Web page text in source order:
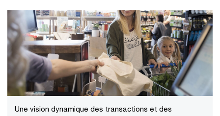
Une vision dynamique des transactions et des